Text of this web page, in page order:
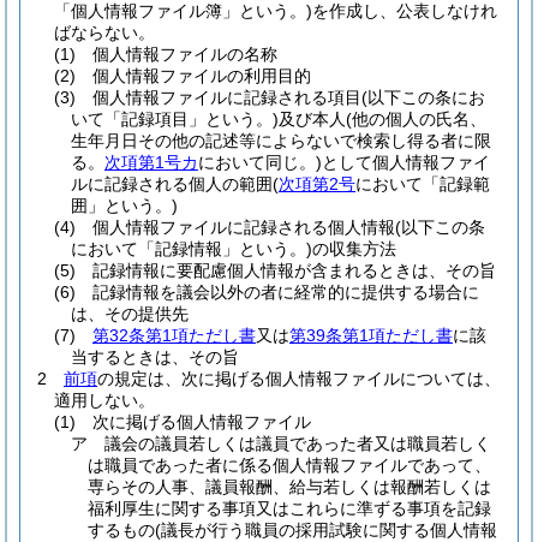
「個人情報ファイル簿」という。)を作成し、公表しなけれ
ばならない。
(1)
個人情報ファイルの名称
(2)
個人情報ファイルの利用目的
(3)
個人情報ファイルに記録される項目(以下この条にお
いて「記録項目」という。)及び本人(他の個人の氏名、
生年月日その他の記述等によらないで検索し得る者に限
る。 次項第1号カにおいて同じ。)として個人情報ファイ
ルに記録される個人の範囲(次項第2号において「記録範
囲」という。)
(4)
個人情報ファイルに記録される個人情報(以下この条
において「記録情報」という。)の収集方法
(5)
記録情報に要配慮個人情報が含まれるときは、その旨
(6)
記録情報を議会以外の者に経常的に提供する場合に
は、その提供先
(7)
第32条第1項ただし書又は第39条第1項ただし書に該
当するときは、その旨
2
前項の規定は、次に掲げる個人情報ファイルについては、
適用しない。
(1)
次に掲げる個人情報ファイル
ア
議会の議員若しくは議員であった者又は職員若しく
は職員であった者に係る個人情報ファイルであって、
専らその人事、議員報酬、給与若しくは報酬若しくは
福利厚生に関する事項又はこれらに準ずる事項を記録
するもの(議長が行う職員の採用試験に関する個人情報